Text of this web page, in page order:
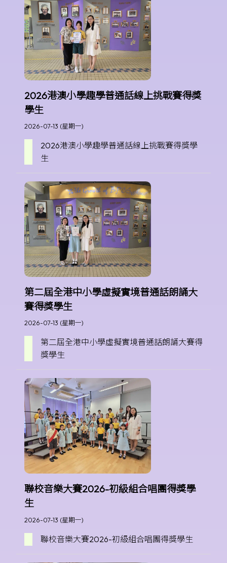
2026港澳小學趣學普通話線上挑戰賽得獎
學生
2026-07-13 (星期一)
2026港澳小學趣學普通話線上挑戰賽得獎學
生
第二屆全港中小學虛擬實境普通話朗誦大
賽得獎學生
2026-07-13 (星期一)
第二屆全港中小學虛擬實境普通話朗誦大賽得
獎學生
聯校音樂大賽2026-初級組合唱團得獎學
生
2026-07-13 (星期一)
聯校音樂大賽2026-初級組合唱團得獎學生